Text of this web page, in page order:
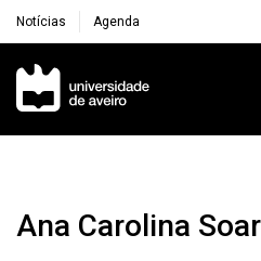
Notícias Agenda
Navegação Principal
Ana Carolina